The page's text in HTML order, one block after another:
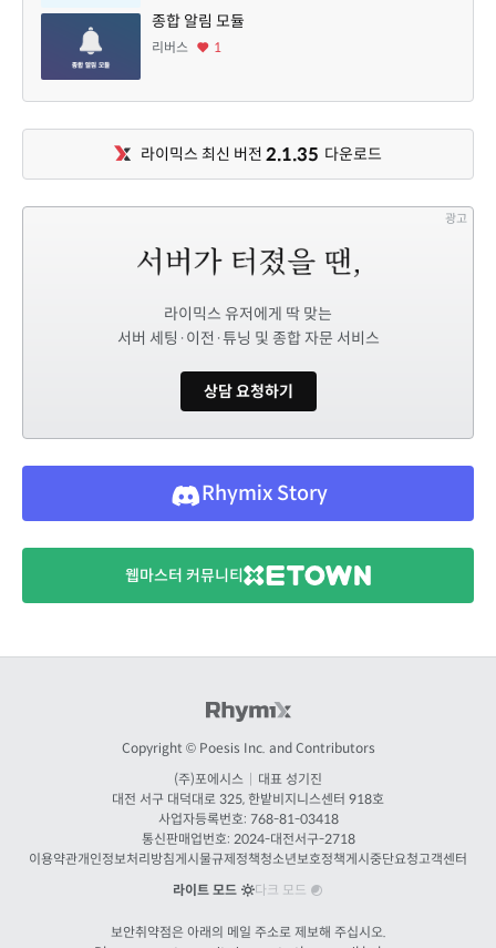
종합 알림 모듈
리버스 1
라이믹스 최신 버전 2.1.35 다운로드
광고
라이믹스 유저에게 딱 맞는
서버 세팅·이전·튜닝 및 종합 자문 서비스
상담 요청하기
Rhymix Story
웹마스터 커뮤니티
Copyright © Poesis Inc. and Contributors
(주)포에시스 | 대표 성기진
대전 서구 대덕대로 325, 한밭비지니스센터 918호
사업자등록번호: 768-81-03418
통신판매업번호: 2024-대전서구-2718
이용약관개인정보처리방침게시물규제정책청소년보호정책게시중단요청고객센터
라이트 모드
다크 모드
보안취약점은 아래의 메일 주소로 제보해 주십시오.